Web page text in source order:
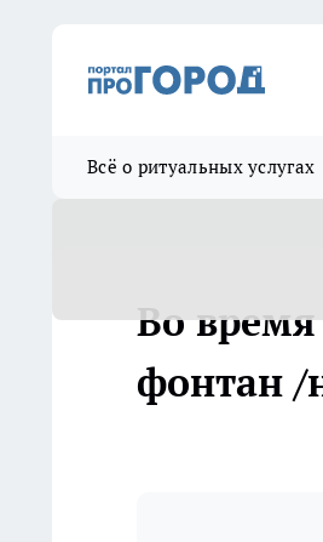
Всё о ритуальных услугах
Во
фонтан /